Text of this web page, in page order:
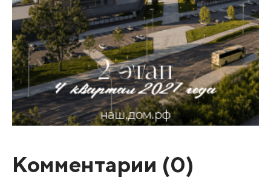
Комментарии (0)